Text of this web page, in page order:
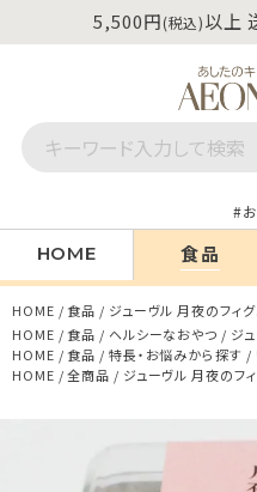
5,500円(税込)以上
HOME 食品
HOME 食品
ジューヴル 月夜のフィ
HOME
食品 ヘルシーなおやつ
ジ
HOME
食品 特長・お悩みから探す
HOME
全商品 ジューヴル 月夜のフ